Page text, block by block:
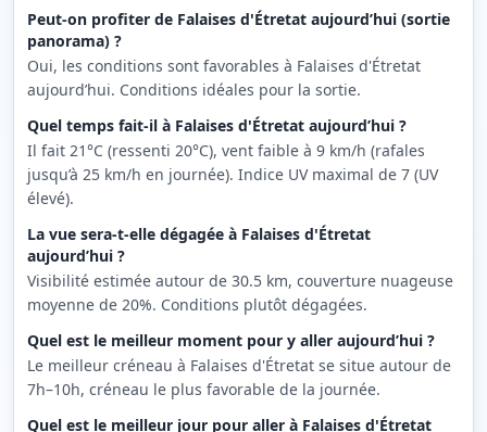
Peut-on profiter de Falaises d'Étretat aujourd’hui (sortie
panorama) ?
Oui, les conditions sont favorables à Falaises d'Étretat
aujourd’hui. Conditions idéales pour la sortie.
Quel temps fait-il à Falaises d'Étretat aujourd’hui ?
Il fait 21°C (ressenti 20°C), vent faible à 9 km/h (rafales
jusqu’à 25 km/h en journée). Indice UV maximal de 7 (UV
élevé).
La vue sera-t-elle dégagée à Falaises d'Étretat
aujourd’hui ?
Visibilité estimée autour de 30.5 km, couverture nuageuse
moyenne de 20%. Conditions plutôt dégagées.
Quel est le meilleur moment pour y aller aujourd’hui ?
Le meilleur créneau à Falaises d'Étretat se situe autour de
7h–10h, créneau le plus favorable de la journée.
Quel est le meilleur jour pour aller à Falaises d'Étretat